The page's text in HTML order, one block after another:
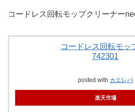
コードレス回転モップクリーナー
コードレス回転モッ
742301
posted with カエレバ
楽天市場